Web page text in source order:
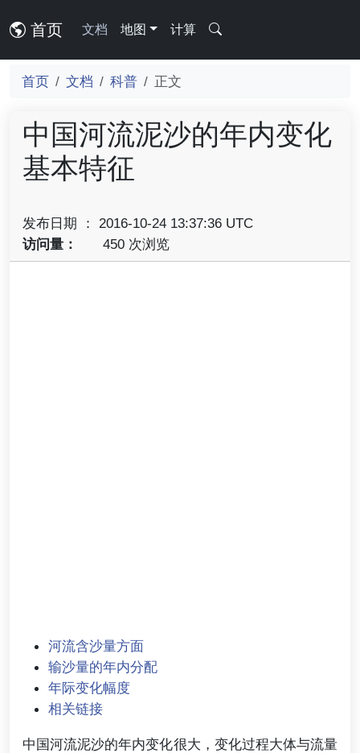
首页 文档 地图 计算
首页 文档 科普 正文
中国河流泥沙的年内变化
基本特征
发布日期 ： 2016-10-24 13:37:36 UTC
访问量：
450 次浏览
河流含沙量方面
输沙量的年内分配
年际变化幅度
相关链接
中国河流泥沙的年内变化很大，变化过程大体与流量